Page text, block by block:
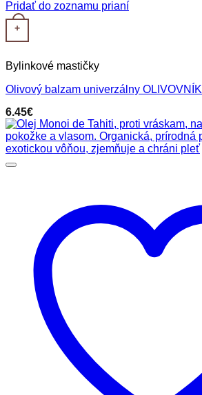
Pridať do zoznamu prianí
+
Bylinkové mastičky
Olivový balzam univerzálny OLIVOVNÍK
6.45€